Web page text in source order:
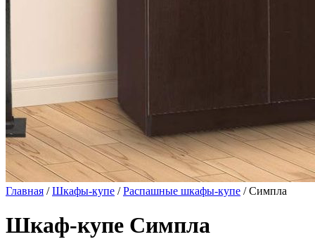
Главная /Шкафы-купе /Распашные шкафы-купе / Симпла
Шкаф-купе Симпла